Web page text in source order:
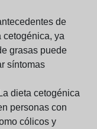
de
cetogénica, ya
grasas puede
síntomas
La dieta cetogénica
personas con
cólicos y